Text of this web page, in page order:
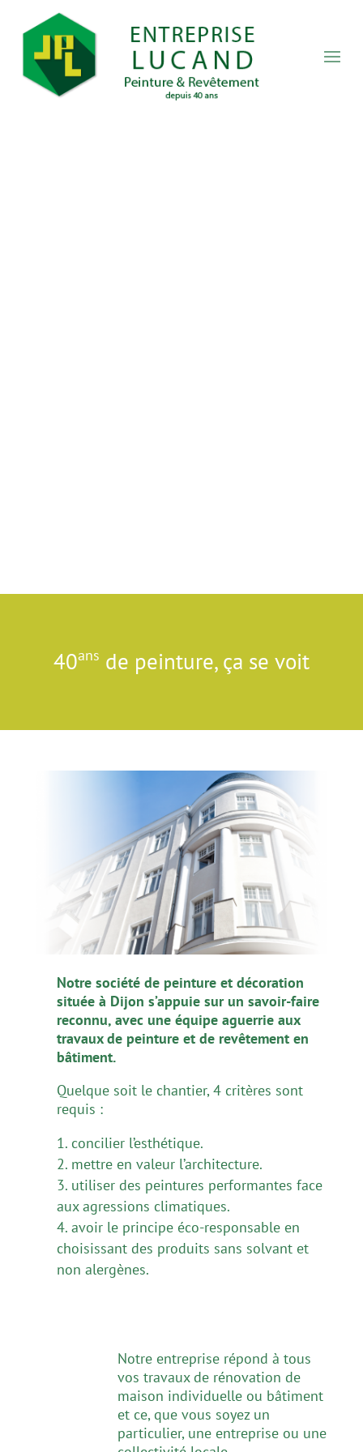
40ans de peinture, ça se voit
Notre société de peinture et décoration
située à Dijon s’appuie sur un savoir-faire
reconnu, avec une équipe aguerrie aux
travaux de peinture et de revêtement en
bâtiment.
Quelque soit le chantier, 4 critères sont
requis :
concilier l’esthétique.
mettre en valeur l’architecture.
utiliser des peintures performantes face
aux agressions climatiques.
avoir le principe éco-responsable en
choisissant des produits sans solvant et
non alergènes.
Notre entreprise répond à tous
vos travaux de rénovation de
maison individuelle ou bâtiment
et ce, que vous soyez un
particulier, une entreprise ou une